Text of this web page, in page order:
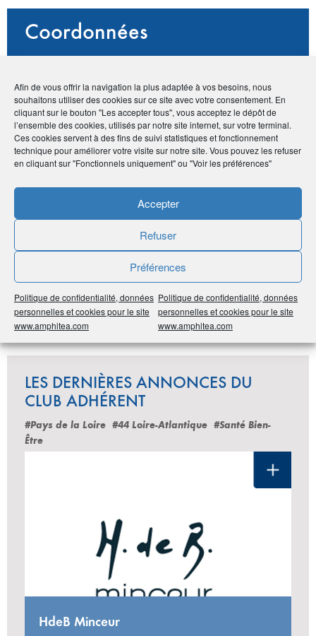
Afin de vous offrir la navigation la plus adaptée à vos besoins, nous
souhaitons utiliser des cookies sur ce site avec votre consentement. En
cliquant sur le bouton "Les accepter tous", vous acceptez le dépôt de
l’ensemble des cookies, utilisés par notre site internet, sur votre terminal.
Ces cookies servent à des fins de suivi statistiques et fonctionnement
technique pour améliorer votre visite sur notre site. Vous pouvez les refuser
en cliquant sur "Fonctionnels uniquement" ou "Voir les préférences"
Accepter
Refuser
Préférences
Politique de confidentialité, données
personnelles et cookies pour le site
www.amphitea.com
Politique de confidentialité, données
personnelles et cookies pour le site
www.amphitea.com
Coordonnées
avenue Marcel Mérieux - 37200 Tours
•06 18 52 93 39
•christine.faillie@kwfrance.com
•https://connecta.kwfrance.com/
Publié le :
Imprimer
Partager
LES DERNIÈRES ANNONCES DU
CLUB ADHÉRENT
#Pays de la Loire #44 Loire-Atlantique #Santé Bien-
Être
HdeB Minceur